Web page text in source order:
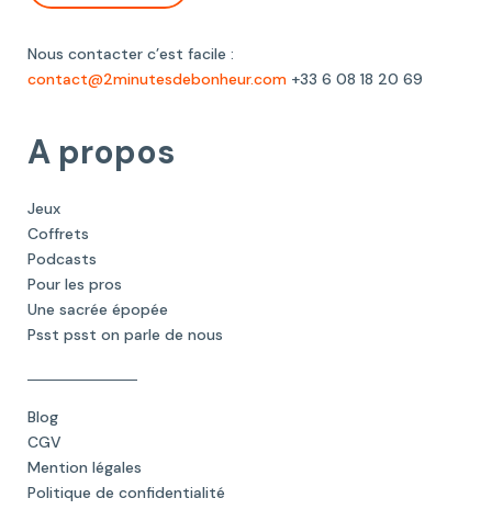
Nous contacter c’est facile :
contact@2minutesdebonheur.com +33 6 08 18 20 69
A propos
Jeux
Coffrets
Podcasts
Pour les pros
Une sacrée épopée
Psst psst on parle de nous
Blog
CGV
Mention légales
Politique de confidentialité